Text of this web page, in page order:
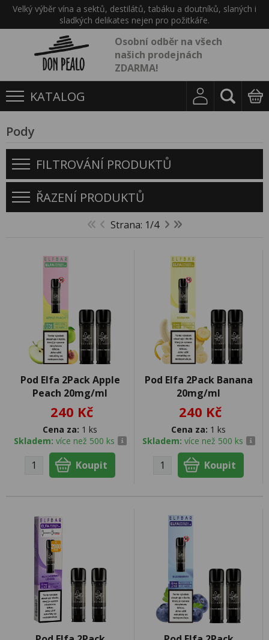
Velký výběr vína a sektů, destilátů, tabáku a doutníků, slaných i
sladkých delikates nejen pro požitkáře.
Osobní odběr na všech
našich prodejnách
ZDARMA!
KATALOG
Pody
FILTROVÁNÍ PRODUKTŮ
ŘAZENÍ PRODUKTŮ
Strana: 1/4
Pod Elfa 2Pack Apple
Peach 20mg/ml
240 Kč
Cena za: 1 ks
Skladem: více než 500 ks
Pod Elfa 2Pack Banana
20mg/ml
240 Kč
Cena za: 1 ks
Skladem: více než 500 ks